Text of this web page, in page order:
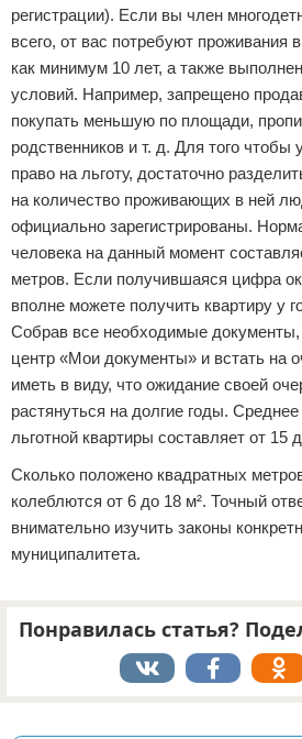
регистрации). Если вы член
всего, от вас потребуют проживания
как минимум 10 лет, а также
условий. Например, запрещено
покупать меньшую по площади,
родственников и т. д. Для того чтобы
право на льготу, достаточно
на количество проживающих в ней
официально зарегистрированы.
человека на данный момент
метров. Если получившаяся цифра
вполне можете получить квартиру у
Собрав все необходимые документы,
центр «Мои документы» и встать на
иметь в виду, что ожидание своей
растянуться на долгие годы.
льготной квартиры составляет от 15
Сколько положено квадратных
колеблются от 6 до 18 м². Точный
внимательно изучить законы
муниципалитета.
Понравилась статья?